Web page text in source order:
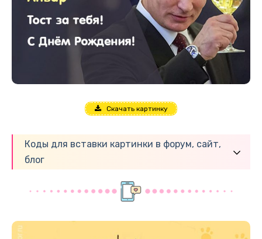
Скачать картинку
Коды для вставки картинки в форум, сайт,
блог